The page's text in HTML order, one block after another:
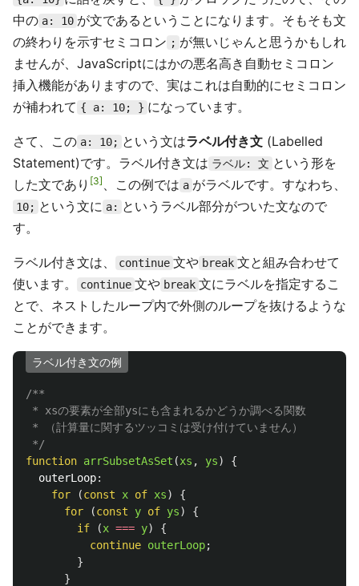
中の a: 10 が文であるということになります。そもそも文
の終わりを示すセミコロン ; が無いじゃんと思うかもしれ
ませんが、JavaScriptにはかの悪名高き自動セミコロン
挿入機能がありますので、実はこれは自動的にセミコロン
が補われて { a: 10; } になっています。
さて、この a: 10; という文はラベル付き文 (Labelled
Statement)です。ラベル付き文は ラベル: 文 という形を
した文であり 3 、この例では a がラベルです。すなわち、
10; という文に a: というラベル部分がついた文なので
す。
ラベル付き文は、 continue 文や break 文と組み合わせて
使います。
continue 文や break 文にラベルを指定するこ
とで、ネストしたループ内で外側のループを抜けるような
ことができます。
ラベル付き文の例
/**
* xsの要素が全部ysにも含まれるかどうか調べる関数
* （計算量に関するツッコミは受け付けていません）
*/
function arrSubsetAsSet (xs , ys)
{
outerLoop:
for
(const x of xs)
{
for
(const y of ys)
{
if
(x === y)
{
continue outerLoop;
}
}